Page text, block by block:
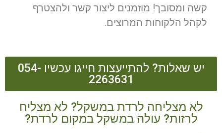
קשה ומסובך! מוזמנים ליצור קשר ולהצטרף
לקהל הלקוחות המרוצים.
יש שאלות? להתייעצות חייגו עכשיו 054-
2263631
לא מצליחה לרדת במשקל? לא מצליח
לרזות? עולה במשקל במקום לרדת?